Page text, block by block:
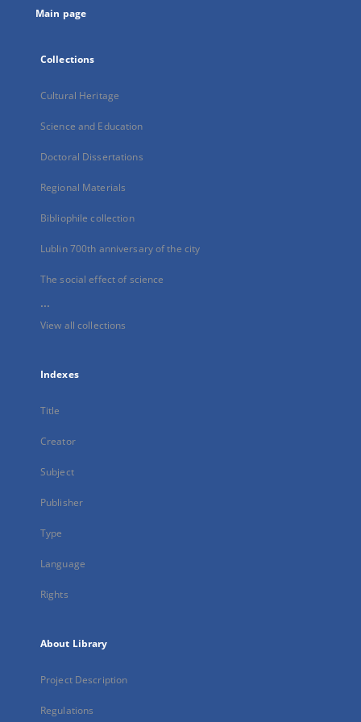
Main page
Collections
Cultural Heritage
Science and Education
Doctoral Dissertations
Regional Materials
Bibliophile collection
Lublin 700th anniversary of the city
The social effect of science
...
View all collections
Indexes
Title
Creator
Subject
Publisher
Type
Language
Rights
About Library
Project Description
Regulations